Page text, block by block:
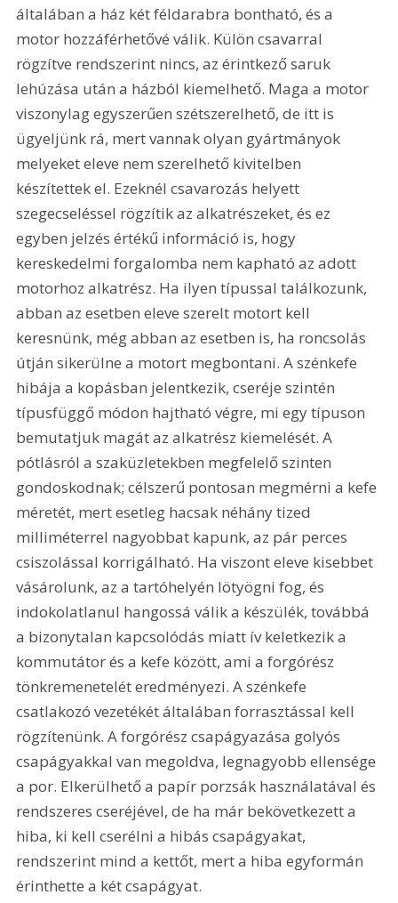
általában a ház két féldarabra bontható, és a
motor hozzáférhetővé válik. Külön csavarral
rögzítve rendszerint nincs, az érintkező saruk
lehúzása után a házból kiemelhető. Maga a motor
viszonylag egyszerűen szétszerelhető, de itt is
ügyeljünk rá, mert vannak olyan gyártmányok
melyeket eleve nem szerelhető kivitelben
készítettek el. Ezeknél csavarozás helyett
szegecseléssel rögzítik az alkatrészeket, és ez
egyben jelzés értékű információ is, hogy
kereskedelmi forgalomba nem kapható az adott
motorhoz alkatrész. Ha ilyen típussal találkozunk,
abban az esetben eleve szerelt motort kell
keresnünk, még abban az esetben is, ha roncsolás
útján sikerülne a motort megbontani. A szénkefe
hibája a kopásban jelentkezik, cseréje szintén
típusfüggő módon hajtható végre, mi egy típuson
bemutatjuk magát az alkatrész kiemelését. A
pótlásról a szaküzletekben megfelelő szinten
gondoskodnak; célszerű pontosan megmérni a kefe
méretét, mert esetleg hacsak néhány tized
milliméterrel nagyobbat kapunk, az pár perces
csiszolással korrigálható. Ha viszont eleve kisebbet
vásárolunk, az a tartóhelyén lötyögni fog, és
indokolatlanul hangossá válik a készülék, továbbá
a bizonytalan kapcsolódás miatt ív keletkezik a
kommutátor és a kefe között, ami a forgórész
tönkremenetelét eredményezi. A szénkefe
csatlakozó vezetékét általában forrasztással kell
rögzítenünk. A forgórész csapágyazása golyós
csapágyakkal van megoldva, legnagyobb ellensége
a por. Elkerülhető a papír porzsák használatával és
rendszeres cseréjével, de ha már bekövetkezett a
hiba, ki kell cserélni a hibás csapágyakat,
rendszerint mind a kettőt, mert a hiba egyformán
érinthette a két csapágyat.